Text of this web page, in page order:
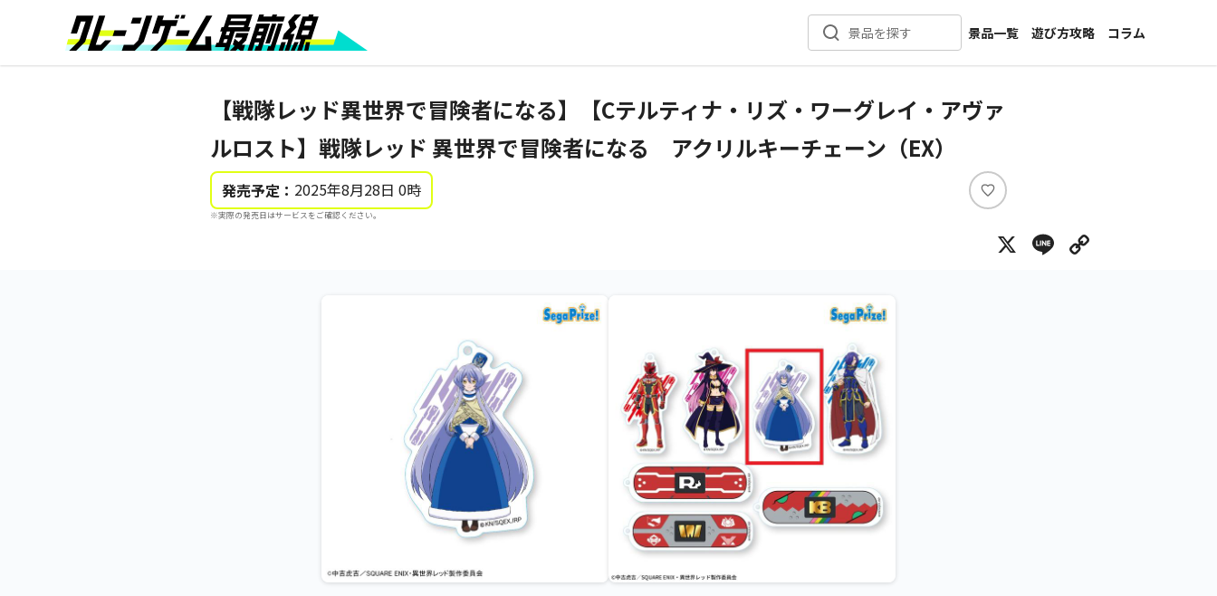
景品を探す
景品一覧
新着景品
カテゴリ一覧
遊び方攻略
コラム
インタビュー
【戦隊レッド異世界で冒険者になる】【Cテルティナ・リズ・ワーグレイ・アヴァ
ルロスト】戦隊レッド 異世界で冒険者になる アクリルキーチェーン（EX）
発売予定： 2025年8月28日 0時
※実際の発売日はサービスをご確認ください。
い
ね
X Line